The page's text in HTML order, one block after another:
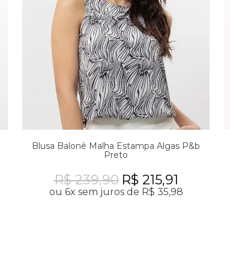
Blusa Balonê Malha Estampa Algas P&b
Preto
R$ 239,90 R$ 215,91
ou 6x sem juros de R$ 35,98